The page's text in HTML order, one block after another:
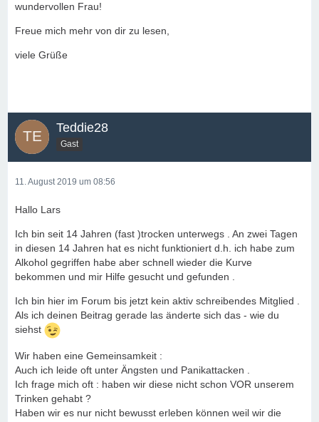
wundervollen Frau!
Freue mich mehr von dir zu lesen,
viele Grüße
Teddie28
Gast
11. August 2019 um 08:56
Hallo Lars
Ich bin seit 14 Jahren (fast )trocken unterwegs . An zwei Tagen
in diesen 14 Jahren hat es nicht funktioniert d.h. ich habe zum
Alkohol gegriffen habe aber schnell wieder die Kurve
bekommen und mir Hilfe gesucht und gefunden .
Ich bin hier im Forum bis jetzt kein aktiv schreibendes Mitglied .
Als ich deinen Beitrag gerade las änderte sich das - wie du
siehst
Wir haben eine Gemeinsamkeit :
Auch ich leide oft unter Ängsten und Panikattacken .
Ich frage mich oft : haben wir diese nicht schon VOR unserem
Trinken gehabt ?
Haben wir es nur nicht bewusst erleben können weil wir die